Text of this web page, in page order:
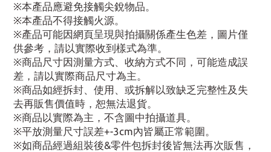
※本產品應避免接觸尖銳物品。
※本產品不得接觸火源。
※產品可能因網頁呈現與拍攝關係產生色差，圖片僅
供參考，請以實際收到樣式為準。
※商品尺寸因測量方式、收納方式不同，可能造成誤
差，請以實際商品尺寸為主。
※商品如經拆封、使用、或拆解以致缺乏完整性及失
去再販售價值時，恕無法退貨。
※商品以實際為主，不含圖中拍攝道具。
※平放測量尺寸誤差+-3cm內皆屬正常範圍。
※如商品經過組裝後&零件包拆封後皆無法再次販售，